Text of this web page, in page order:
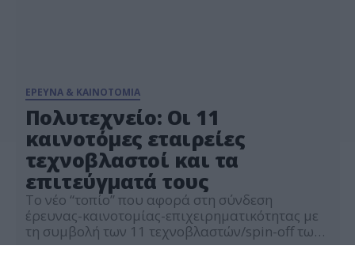
ΕΡΕΥΝΑ & ΚΑΙΝΟΤΟΜΙΑ
Πολυτεχνείο: Οι 11
καινοτόμες εταιρείες
τεχνοβλαστοί και τα
επιτεύγματά τους
Το νέο “τοπίο” που αφορά στη σύνδεση
έρευνας-καινοτομίας-επιχειρηματικότητας με
τη συμβολή των 11 τεχνοβλαστών/spin-off των
ερευνητών του παρουσίασαν σε εκδήλωση το